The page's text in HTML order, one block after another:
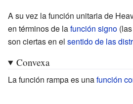
(x)+1}{2}}\,}
A su vez la función unitaria de
en términos de lafunción signo
son ciertas en el sentido de las
Convexa
La función rampa es unafunción